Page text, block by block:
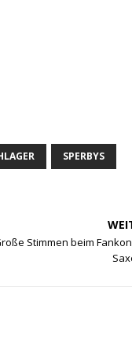
SPERBYS
Stimmen beim